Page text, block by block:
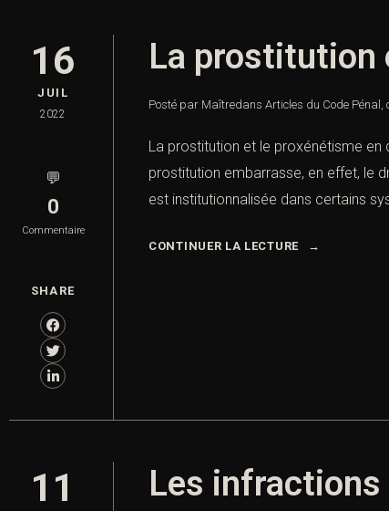
16
JUIL
2022
💬
0
Commentaire
SHARE
La prostitution
Posté par Maîtredans Articles du Code Pénal ,
La prostitution et le proxénétisme en
prostitution embarrasse, en effet, le
est institutionnalisée dans certains
CONTINUER LA LECTURE
11 Les